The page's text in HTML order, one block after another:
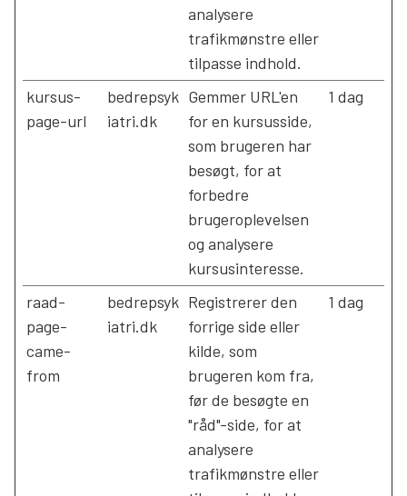
analysere
trafikmønstre eller
tilpasse indhold.
kursus-
page-url
bedrepsyk
iatri.dk
Gemmer URL'en
for en kursusside,
som brugeren har
besøgt, for at
forbedre
brugeroplevelsen
og analysere
kursusinteresse.
1 dag
raad-
page-
came-
from
bedrepsyk
iatri.dk
Registrerer den
forrige side eller
kilde, som
brugeren kom fra,
før de besøgte en
"råd"-side, for at
analysere
trafikmønstre eller
1 dag